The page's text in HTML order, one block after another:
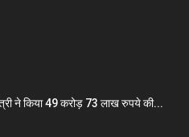
ने किया 49 करोड़ 73 लाख रुपये की...